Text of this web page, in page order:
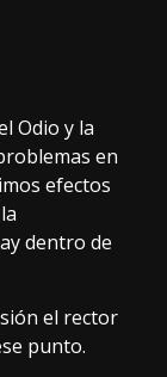
Odio y la
en
efectos
dentro de
el rector
punto.